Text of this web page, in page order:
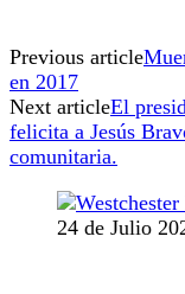
Previous article
en 2017
Next articleEl
felicita a Jesús
comunitaria.
24 de Julio